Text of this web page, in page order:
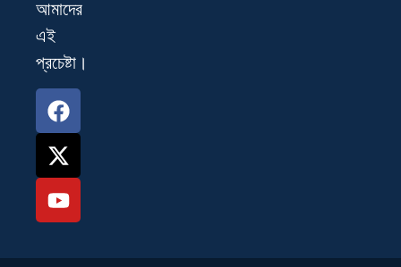
আমাদের
এই
প্রচেষ্টা।